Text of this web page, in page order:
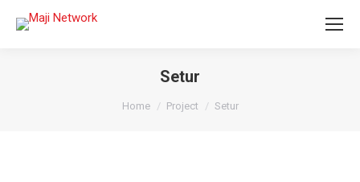
Setur
You are here:
Home Project Setur